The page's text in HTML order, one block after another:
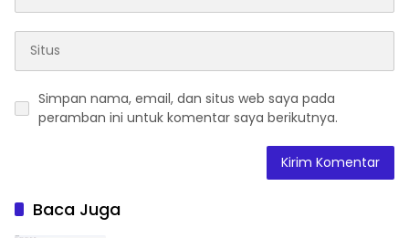
Simpan nama, email, dan situs web saya pada
peramban ini untuk komentar saya berikutnya.
Baca Juga